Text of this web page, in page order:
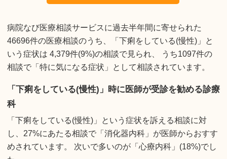
病院なび医療相談サービスに過去半年間に寄せられた
46696件の医療相談のうち、「下痢をしている(慢性)」と
いう症状は 4,379件(9%)の相談で見られ、 うち1097件の
相談で「特に気になる症状」として相談されています。
「下痢をしている(慢性)」時に医師が受診を勧める診療
科
「下痢をしている(慢性)」という症状を訴える相談に対
し、27%にあたる相談で「消化器内科」が医師からおすす
めされています。 次いで多いのが「心療内科」(18%)でし